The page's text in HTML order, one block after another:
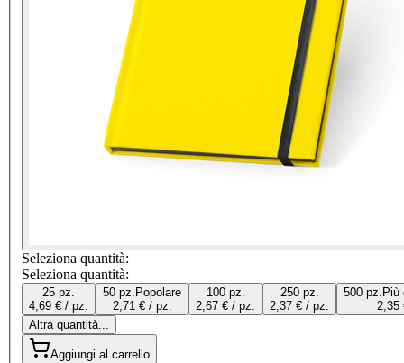
Seleziona quantità:
Seleziona quantità:
25 pz.
4,69 € / pz.
50 pz. Popolare
2,71 € / pz.
100 pz.
2,67 € / pz.
250 pz.
2,37 € / pz.
500 pz. Più
2,35
Altra quantità...
Aggiungi al carrello